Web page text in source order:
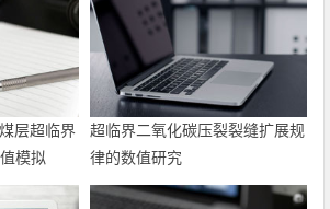
层超临界
模拟
超临界二氧化碳压裂裂缝扩展规
律的数值研究